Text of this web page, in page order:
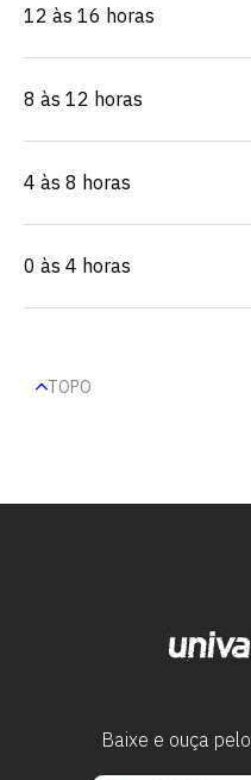
12 às 16 horas
8 às 12 horas
4 às 8 horas
0 às 4 horas
TOPO
Baixe e ouça pelo